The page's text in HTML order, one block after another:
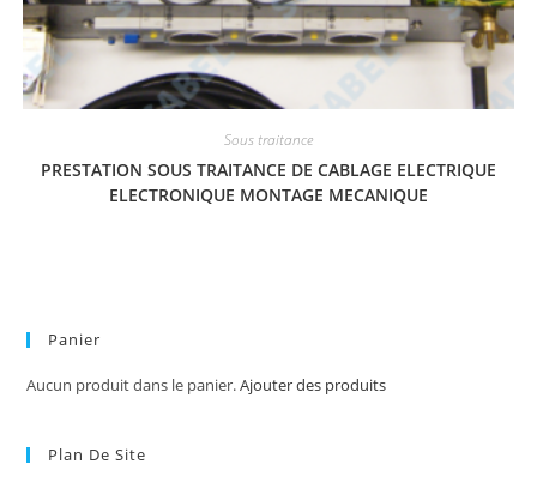
Sous traitance
PRESTATION SOUS TRAITANCE DE CABLAGE ELECTRIQUE
ELECTRONIQUE MONTAGE MECANIQUE
Panier
Aucun produit dans le panier.Ajouter des produits
Plan De Site